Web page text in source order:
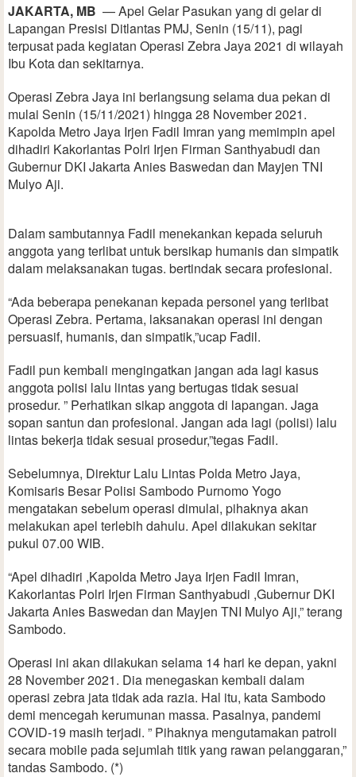
JAKARTA, MB — Apel Gelar Pasukan yang di gelar di
Lapangan Presisi Ditlantas PMJ, Senin (15/11), pagi
terpusat pada kegiatan Operasi Zebra Jaya 2021 di wilayah
Ibu Kota dan sekitarnya.
Operasi Zebra Jaya ini berlangsung selama dua pekan di
mulai Senin (15/11/2021) hingga 28 November 2021.
Kapolda Metro Jaya Irjen Fadil Imran yang memimpin apel
dihadiri Kakorlantas Polri Irjen Firman Santhyabudi dan
Gubernur DKI Jakarta Anies Baswedan dan Mayjen TNI
Mulyo Aji.
Dalam sambutannya Fadil menekankan kepada seluruh
anggota yang terlibat untuk bersikap humanis dan simpatik
dalam melaksanakan tugas. bertindak secara profesional.
“Ada beberapa penekanan kepada personel yang terlibat
Operasi Zebra. Pertama, laksanakan operasi ini dengan
persuasif, humanis, dan simpatik,”ucap Fadil.
Fadil pun kembali mengingatkan jangan ada lagi kasus
anggota polisi lalu lintas yang bertugas tidak sesuai
prosedur. ” Perhatikan sikap anggota di lapangan. Jaga
sopan santun dan profesional. Jangan ada lagi (polisi) lalu
lintas bekerja tidak sesuai prosedur,”tegas Fadil.
Sebelumnya, Direktur Lalu Lintas Polda Metro Jaya,
Komisaris Besar Polisi Sambodo Purnomo Yogo
mengatakan sebelum operasi dimulai, pihaknya akan
melakukan apel terlebih dahulu. Apel dilakukan sekitar
pukul 07.00 WIB.
“Apel dihadiri ,Kapolda Metro Jaya Irjen Fadil Imran,
Kakorlantas Polri Irjen Firman Santhyabudi ,Gubernur DKI
Jakarta Anies Baswedan dan Mayjen TNI Mulyo Aji,” terang
Sambodo.
Operasi ini akan dilakukan selama 14 hari ke depan, yakni
28 November 2021. Dia menegaskan kembali dalam
operasi zebra jata tidak ada razia. Hal itu, kata Sambodo
demi mencegah kerumunan massa. Pasalnya, pandemi
COVID-19 masih terjadi. ” Pihaknya mengutamakan patroli
secara mobile pada sejumlah titik yang rawan pelanggaran,”
tandas Sambodo. (*)